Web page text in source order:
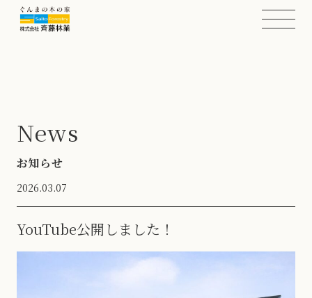
News
お知らせ
2026.03.07
YouTube公開しました！